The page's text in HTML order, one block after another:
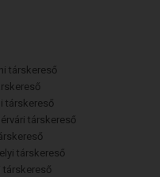
társkereső
társkereső
társkereső
társkereső
társkereső